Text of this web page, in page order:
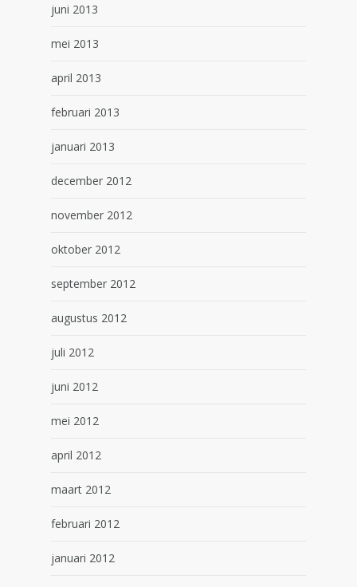
juni 2013
mei 2013
april 2013
februari 2013
januari 2013
december 2012
november 2012
oktober 2012
september 2012
augustus 2012
juli 2012
juni 2012
mei 2012
april 2012
maart 2012
februari 2012
januari 2012